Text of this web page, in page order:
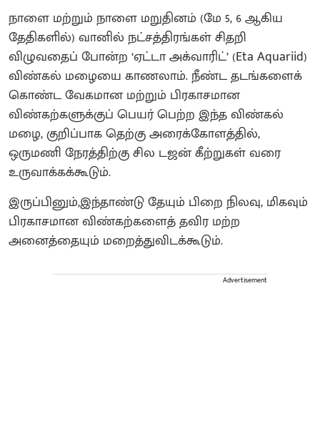
நாளை மற்றும் நாளை மறுதினம் (மே 5, 6 ஆகிய
தேதிகளில்) வானில் நட்சத்திரங்கள் சிதறி
விழுவதைப் போன்ற ‘ஏட்டா அக்வாரிட்’ (Eta Aquariid)
விண்கல் மழையை காணலாம். நீண்ட தடங்களைக்
கொண்ட வேகமான மற்றும் பிரகாசமான
விண்கற்களுக்குப் பெயர் பெற்ற இந்த விண்கல்
மழை, குறிப்பாக தெற்கு அரைக்கோளத்தில்,
ஒருமணி நேரத்திற்கு சில டஜன் கீற்றுகள் வரை
உருவாக்கக்கூடும்.
இருப்பினும்,இந்தாண்டு தேயும் பிறை நிலவு, மிகவும்
பிரகாசமான விண்கற்களைத் தவிர மற்ற
அனைத்தையும் மறைத்துவிடக்கூடும்.
Advertisement